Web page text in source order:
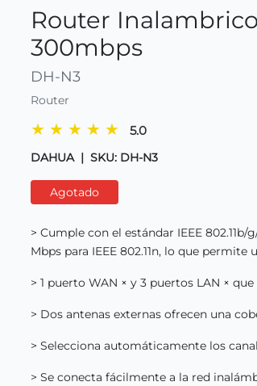
Router
300mbps
DH-N3
Router
★ ★ ★ ★ ★ 5.0
DAHUA | SKU: DH-N3
Agotado
> Cumple con el estándar IEEE
Mbps para IEEE 802.11n, lo que
> 1 puerto WAN × y 3 puertos LAN ×
> Dos antenas externas ofrecen una
> Selecciona automáticamente los
> Se conecta fácilmente a la red